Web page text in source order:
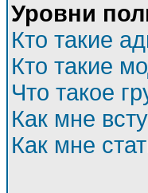
Уровни
Кто такие
Кто такие
Что такое
Как мне
Как мне